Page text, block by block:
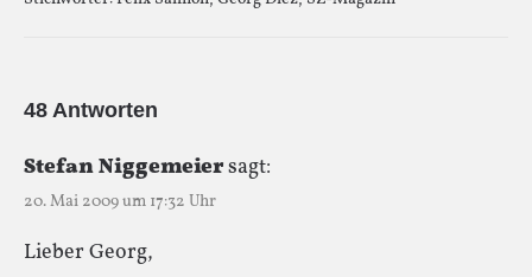
48 Antworten
Stefan Niggemeiersagt:
20. Mai 2009 um 17:32 Uhr
Lieber Georg,